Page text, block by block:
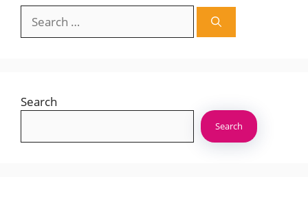
for:
Search
Search